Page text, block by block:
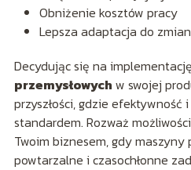
Obniżenie kosztów pracy
Lepsza adaptacja do
Decydując się na implementację
przemysłowych w swojej
przyszłości, gdzie efektywność
standardem. Rozważ
Twoim biznesem, gdy
powtarzalne i czasochłonne